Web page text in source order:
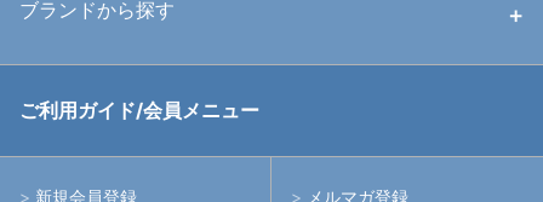
中古アームシステム
ハウジング
ブランドから探す
RGBlue
イノン
ご利用ガイド/会員メニュー
新規会員登録 メルマガ登録